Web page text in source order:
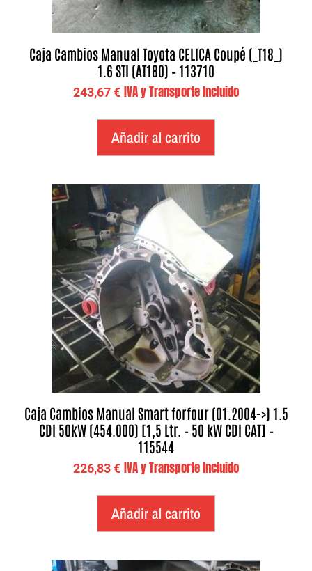
Caja Cambios Manual Toyota CELICA Coupé (_T18_)
1.6 STI (AT180) – 113710
243,67€ IVA y Transporte Incluido
Añadir al carrito
Caja Cambios Manual Smart forfour (01.2004->) 1.5
CDI 50kW (454.000) [1,5 Ltr. – 50 kW CDI CAT] –
115544
226,83€ IVA y Transporte Incluido
Añadir al carrito